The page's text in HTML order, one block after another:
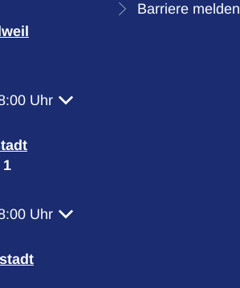
Schließzeiten auszublenden
Uhr
1
Schließzeiten auszublenden
Uhr
Barriere melden